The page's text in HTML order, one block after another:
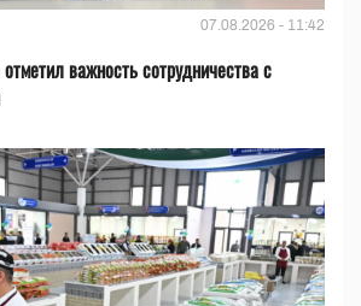
07.08.2026 - 11:42
важность сотрудничества с